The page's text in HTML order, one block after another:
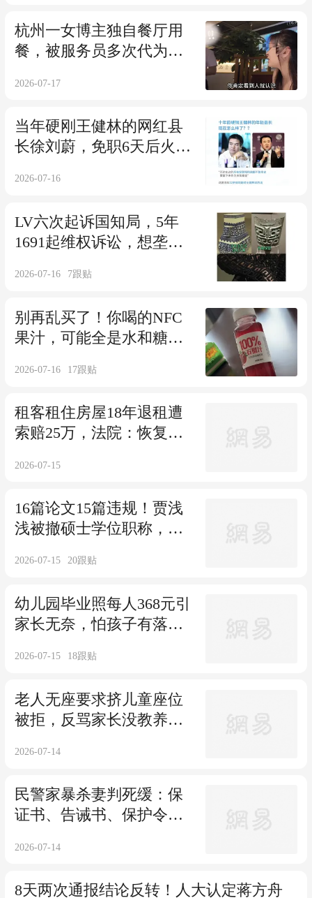
杭州一女博主独自餐厅用
餐，被服务员多次代为邀
2026-07-17
当年硬刚王健林的网红县
长徐刘蔚，免职6天后火速
2026-07-16
LV六次起诉国知局，5年
1691起维权诉讼，想垄断
2026-07-16 7跟贴
别再乱买了！你喝的NFC
果汁，可能全是水和糖浆
2026-07-16 17跟贴
租客租住房屋18年退租遭
索赔25万，法院：恢复原
2026-07-15
16篇论文15篇违规！贾浅
浅被撤硕士学位职称，博
2026-07-15 20跟贴
幼儿园毕业照每人368元引
家长无奈，怕孩子有落差
2026-07-15 18跟贴
老人无座要求挤儿童座位
被拒，反骂家长没教养，
2026-07-14
民警家暴杀妻判死缓：保
证书、告诫书、保护令，
2026-07-14
8天两次通报结论反转！人大认定蒋方舟